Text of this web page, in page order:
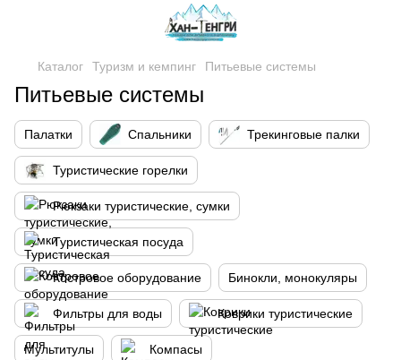
Каталог Туризм и кемпинг Питьевые системы
Питьевые системы
Палатки Спальники Трекинговые палки
Туристические горелки
Рюкзаки туристические, сумки
Туристическая посуда
Костровое оборудование Бинокли, монокуляры
Фильтры для воды Коврики туристические
Мультитулы Компасы